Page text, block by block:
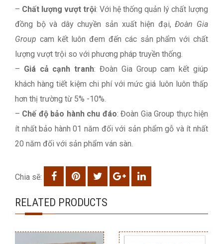
– Chất lượng vượt trội: Với hệ thống quản lý chất lượng
đồng bộ và dây chuyền sản xuất hiện đại,Đoàn Gia
Group cam kết luôn đem đến các sản phẩm với chất
lượng vượt trội so với phương pháp truyền thống.
– Giá cả cạnh tranh: Đoàn Gia Group cam kết giúp
khách hàng tiết kiệm chi phí với mức giá luôn luôn thấp
hơn thị trường từ 5% -10%.
– Chế độ bảo hành chu đáo: Đoàn Gia Group thực hiện
ít nhất bảo hành 01 năm đối với sản phẩm gỗ và ít nhất
20 năm đối với sản phẩm ván sàn.
Chia sẽ:
RELATED PRODUCTS